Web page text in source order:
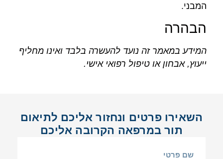
השאירו פרטים ונחזור אליכם לתיאום
תור במרפאה הקרובה אליכם
המבני.
הבהרה
המידע במאמר זה נועד להעשרה בלבד ואינו מחליף
ייעוץ, אבחון או טיפול רפואי אישי.